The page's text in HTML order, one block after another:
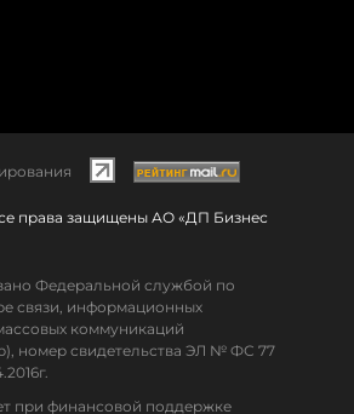
права защищены АО «ДП Бизнес
Федеральной службой по
связи, информационных
коммуникаций
номер свидетельства ЭЛ № ФС 77
при финансовой поддержке